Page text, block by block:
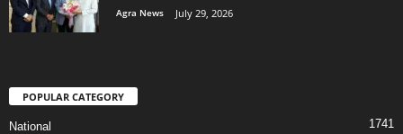
Agra News July 29, 2026
POPULAR CATEGORY
National 1741